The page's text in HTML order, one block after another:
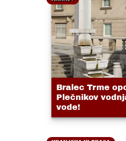
Bralec Trme
Plečnikov
vode!